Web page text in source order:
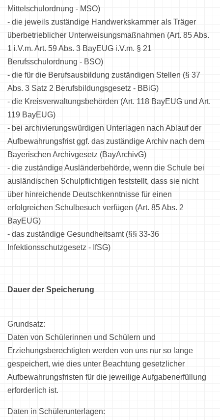
Mittelschulordnung - MSO)
- die jeweils zuständige Handwerkskammer als Träger
überbetrieblicher Unterweisungsmaßnahmen (Art. 85 Abs.
1 i.V.m. Art. 59 Abs. 3 BayEUG i.V.m. § 21
Berufsschulordnung - BSO)
- die für die Berufsausbildung zuständigen Stellen (§ 37
Abs. 3 Satz 2 Berufsbildungsgesetz - BBiG)
- die Kreisverwaltungsbehörden (Art. 118 BayEUG und Art.
119 BayEUG)
- bei archivierungswürdigen Unterlagen nach Ablauf der
Aufbewahrungsfrist ggf. das zuständige Archiv nach dem
Bayerischen Archivgesetz (BayArchivG)
- die zuständige Ausländerbehörde, wenn die Schule bei
ausländischen Schulpflichtigen feststellt, dass sie nicht
über hinreichende Deutschkenntnisse für einen
erfolgreichen Schulbesuch verfügen (Art. 85 Abs. 2
BayEUG)
- das zuständige Gesundheitsamt (§§ 33-36
Infektionsschutzgesetz - IfSG)
Dauer der Speicherung
Grundsatz:
Daten von Schülerinnen und Schülern und
Erziehungsberechtigten werden von uns nur so lange
gespeichert, wie dies unter Beachtung gesetzlicher
Aufbewahrungsfristen für die jeweilige Aufgabenerfüllung
erforderlich ist.
Daten in Schülerunterlagen: